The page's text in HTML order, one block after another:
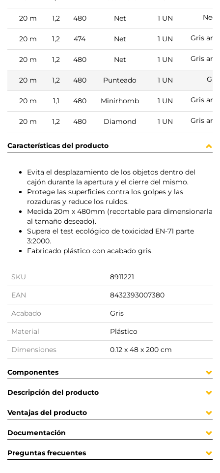
20 m 1,2 480 Net 1 UN
20 m 1,2 474 Net 1 UN Gris
20 m 1,2 480 Net 1 UN Gris
20 m 1,2 480 Punteado 1 UN Gris
20 m 1,1 480 Minirhomb 1 UN Gris
20 m 1,2 480 Diamond 1 UN Gris
Características del producto
Evita el desplazamiento de los objetos dentro del
cajón durante la apertura y el cierre del mismo.
Protege las superficies contra los golpes y las
rozaduras y reduce los ruidos.
Medida 20m x 480mm (recortable para dimensionarla
al tamaño deseado).
Supera el test ecológico de toxicidad EN-71 parte
3:2000.
Fabricado plástico con acabado gris.
SKU 8911221
EAN 8432393007380
Acabado Gris
Material Plástico
Dimensiones 0.12 x 48 x 200 cm
Componentes
Descripción del producto
Ventajas del producto
Documentación
Preguntas frecuentes